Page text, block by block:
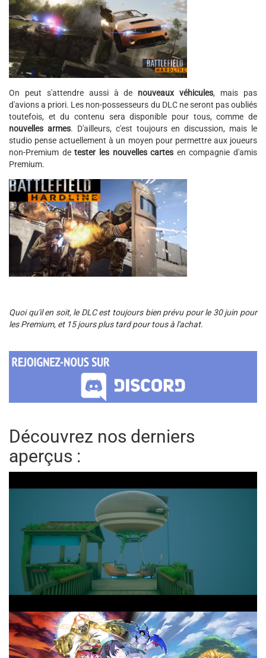
On peut s'attendre aussi à de nouveaux véhicules, mais pas
d'avions a priori. Les non-possesseurs du DLC ne seront pas oubliés
toutefois, et du contenu sera disponible pour tous, comme de
nouvelles armes. D'ailleurs, c'est toujours en discussion, mais le
studio pense actuellement à un moyen pour permettre aux joueurs
non-Premium detester les nouvelles cartes en compagnie d'amis
Premium.
Quoi qu'il en soit, le DLC est toujours bien prévu pour le 30 juin pour
les Premium, et 15 jours plus tard pour tous à l'achat.
Découvrez nos derniers
aperçus :